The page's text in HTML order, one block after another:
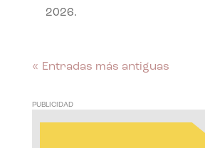
2026.
« Entradas más antiguas
PUBLICIDAD